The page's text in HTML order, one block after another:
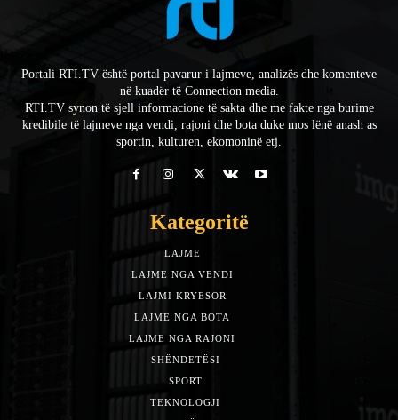
Portali RTI.TV është portal pavarur i lajmeve, analizës dhe komenteve
në kuadër të Connection media.
RTI.TV synon të sjell informacione të sakta dhe me fakte nga burime
kredibile të lajmeve nga vendi, rajoni dhe bota duke mos lënë anash as
sportin, kulturen, ekomoninë etj.
Kategoritë
LAJME
LAJME NGA VENDI
LAJMI KRYESOR
LAJME NGA BOTA
LAJME NGA RAJONI
SHËNDETËSI
SPORT
TEKNOLOGJI